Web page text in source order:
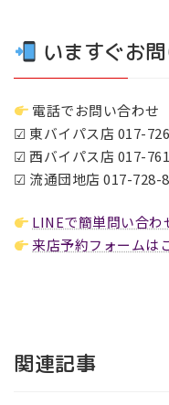
いますぐお
電話でお問い合わせ
☑ 東バイパス店 017-
☑ 西バイパス店 017-
☑ 流通団地店 017-728-
LINEで簡単問い合わ
来店予約フォームは
関連記事